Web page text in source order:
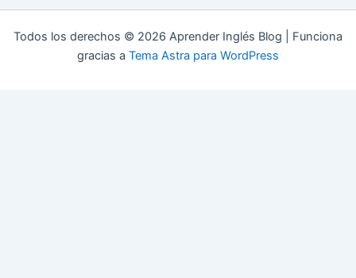
Todos los derechos © 2026 Aprender Inglés Blog | Funciona
gracias a Tema Astra para WordPress